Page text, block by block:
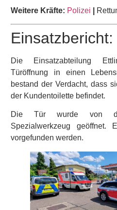
Weitere Kräfte: Polizei
Einsatzbericht:
Die Einsatzabteilung
Türöffnung in einen
bestand der Verdacht, dass
der Kundentoilette befindet.
Die Tür wurde von
Spezialwerkzeug geöffnet.
vorgefunden werden.